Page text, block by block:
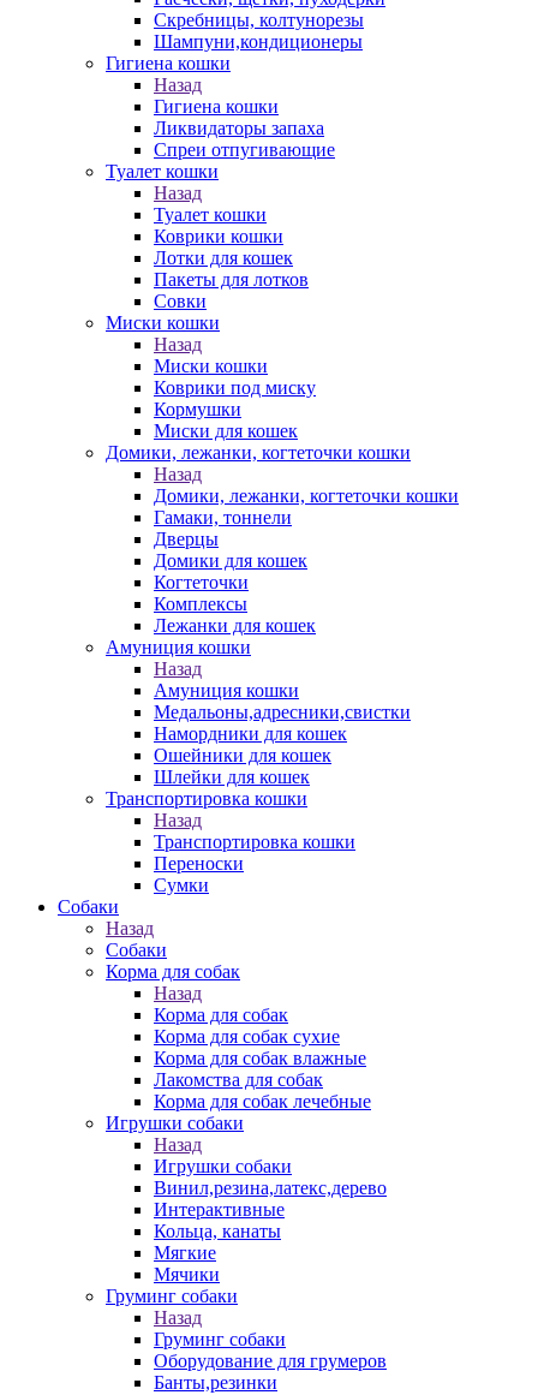
Скребницы, колтунорезы
Шампуни,кондиционеры
Гигиена кошки
Назад
Гигиена кошки
Ликвидаторы запаха
Спреи отпугивающие
Туалет кошки
Назад
Туалет кошки
Коврики кошки
Лотки для кошек
Пакеты для лотков
Совки
Миски кошки
Назад
Миски кошки
Коврики под миску
Кормушки
Миски для кошек
Домики, лежанки, когтеточки кошки
Назад
Домики, лежанки, когтеточки кошки
Гамаки, тоннели
Дверцы
Домики для кошек
Когтеточки
Комплексы
Лежанки для кошек
Амуниция кошки
Назад
Амуниция кошки
Медальоны,адресники,свистки
Намордники для кошек
Ошейники для кошек
Шлейки для кошек
Транспортировка кошки
Назад
Транспортировка кошки
Переноски
Сумки
Собаки
Назад
Собаки
Корма для собак
Назад
Корма для собак
Корма для собак сухие
Корма для собак влажные
Лакомства для собак
Корма для собак лечебные
Игрушки собаки
Назад
Игрушки собаки
Винил,резина,латекс,дерево
Интерактивные
Кольца, канаты
Мягкие
Мячики
Груминг собаки
Назад
Груминг собаки
Оборудование для грумеров
Банты,резинки